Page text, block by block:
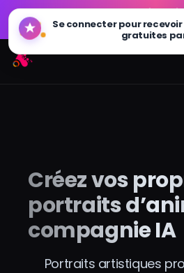
🔥
GPT Image 2.0 est
intelligent et prêt pour la
Arting AI
Étude IA
Image IA
🔥GPT Image 2.0 est disponible
intelligent et prêt pour la 4K.
Créez vos
portraits
compagnie IA
Portraits artistiques
Se connecter pour
gratuites